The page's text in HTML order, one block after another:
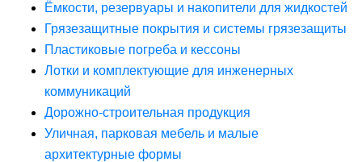
Ёмкости, резервуары и накопители для жидкостей
Грязезащитные покрытия и системы грязезащиты
Пластиковые погреба и кессоны
Лотки и комплектующие для инженерных
коммуникаций
Дорожно-строительная продукция
Уличная, парковая мебель и малые
архитектурные формы